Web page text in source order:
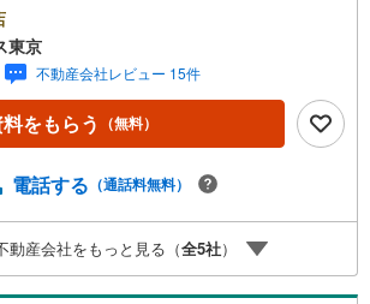
ライトがもらえる「Yahoo！ 不動産 物件ご成約
」の対象になります。「資料をもらう」「見
る」ボタンからお問い合わせください。※必ずY
IDでログインしてください。※PayPayボー
は出金と譲渡はできません。ご案内・詳細な資
はお気軽にどうぞ♪お電話でのお問い合わせも
東京
不動産会社レビュー 15件
をもらう （無料）
電話する （通話料無料）
動産会社をもっと見る（全5社）